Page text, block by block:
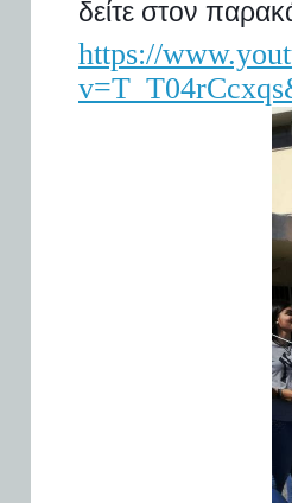
δείτε στον
https://